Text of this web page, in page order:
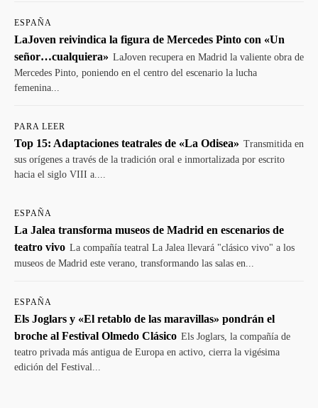
ESPAÑA
LaJoven reivindica la figura de Mercedes Pinto con «Un
señor…cualquiera» LaJoven recupera en Madrid la valiente obra de
Mercedes Pinto, poniendo en el centro del escenario la lucha
femenina...
PARA LEER
Top 15: Adaptaciones teatrales de «La Odisea» Transmitida en
sus orígenes a través de la tradición oral e inmortalizada por escrito
hacia el siglo VIII a....
ESPAÑA
La Jalea transforma museos de Madrid en escenarios de
teatro vivo La compañía teatral La Jalea llevará "clásico vivo" a los
museos de Madrid este verano, transformando las salas en...
ESPAÑA
Els Joglars y «El retablo de las maravillas» pondrán el
broche al Festival Olmedo Clásico Els Joglars, la compañía de
teatro privada más antigua de Europa en activo, cierra la vigésima
edición del Festival...